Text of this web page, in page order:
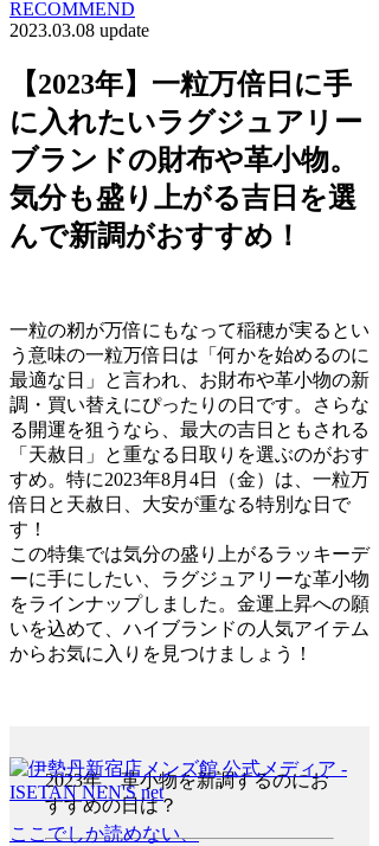
RECOMMEND
2023.03.08 update
【2023年】一粒万倍日に手
に入れたいラグジュアリー
ブランドの財布や革小物。
気分も盛り上がる吉日を選
んで新調がおすすめ！
一粒の籾が万倍にもなって稲穂が実るとい
う意味の一粒万倍日は「何かを始めるのに
最適な日」と言われ、お財布や革小物の新
調・買い替えにぴったりの日です。さらな
る開運を狙うなら、最大の吉日ともされる
「天赦日」と重なる日取りを選ぶのがおす
すめ。特に2023年8月4日（金）は、一粒万
倍日と天赦日、大安が重なる特別な日で
す！
この特集では気分の盛り上がるラッキーデ
ーに手にしたい、ラグジュアリーな革小物
をラインナップしました。金運上昇への願
いを込めて、ハイブランドの人気アイテム
からお気に入りを見つけましょう！
2023年、革小物を新調するのにお
すすめの日は？
ここでしか読めない、